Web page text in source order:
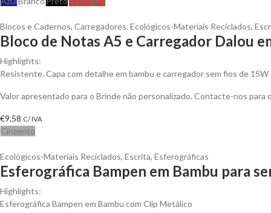
Blocos e Cadernos, Carregadores, Ecológicos-Materiais Reciclados,
Bloco de Notas A5 e Carregador Dalou
Highlights:
Resistente. Capa com detalhe em bambu e carregador sem fios de
Valor apresentado para o Brinde não personalizado. Contacte-nos
€9,58 C/ IVA
Cinzento
Ecológicos-Materiais Reciclados, Escrita, Esferográficas
Esferográfica Bampen em Bambu para
Highlights:
Esferográfica Bampen em Bambu com Clip Metálico